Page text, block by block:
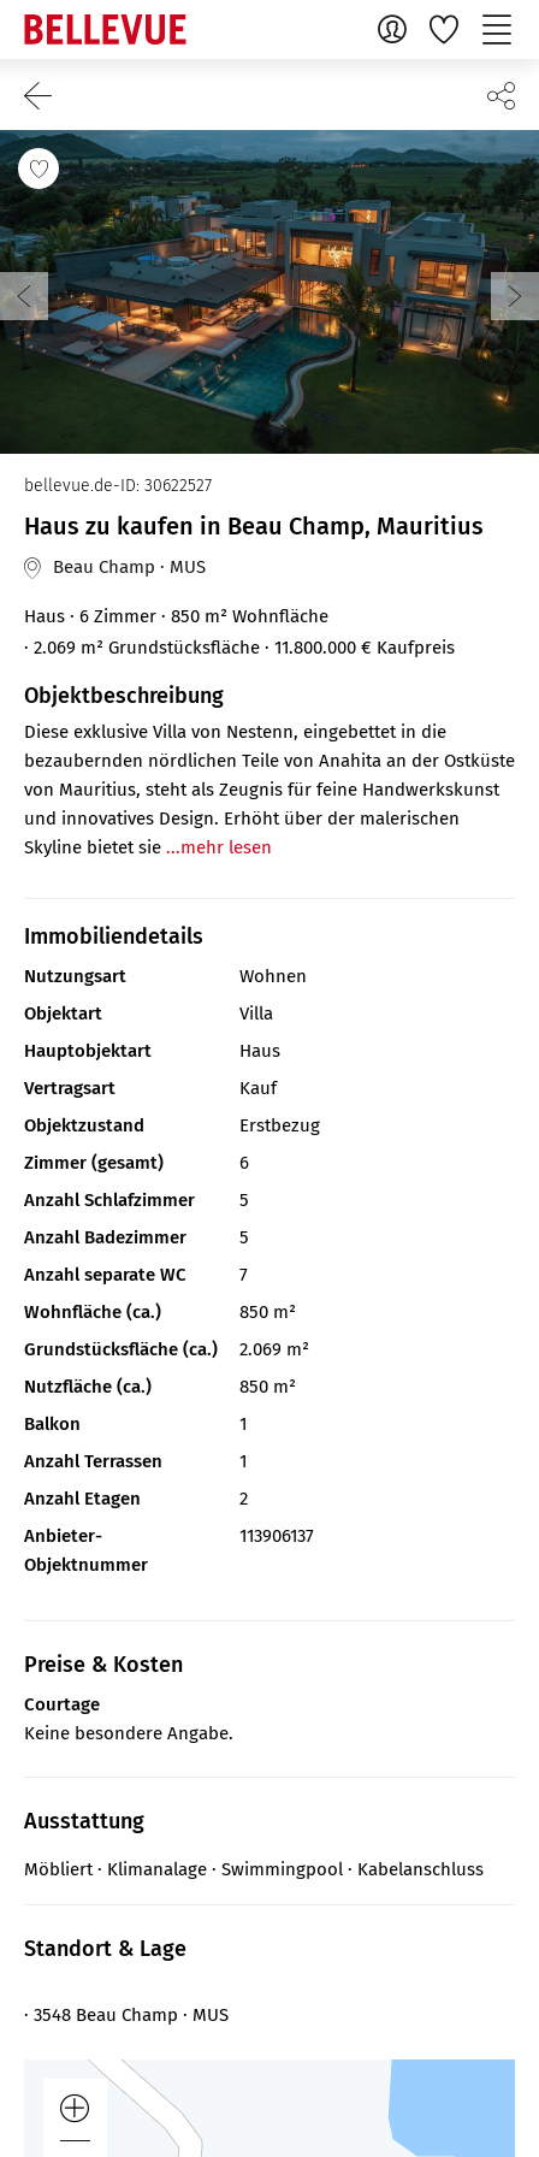
bellevue.de-ID: 30622527
Haus zu kaufen in Beau Champ, Mauritius
Beau Champ · MUS
Haus · 6 Zimmer · 850 m² Wohnfläche
· 2.069 m² Grundstücksfläche · 11.800.000 € Kaufpreis
Objektbeschreibung
Diese exklusive Villa von Nestenn, eingebettet in die
bezaubernden nördlichen Teile von Anahita an der Ostküste
von Mauritius, steht als Zeugnis für feine Handwerkskunst
und innovatives Design. Erhöht über der malerischen
Skyline bietet sie ...mehr lesen
Immobiliendetails
Nutzungsart
Wohnen
Objektart
Villa
Hauptobjektart
Haus
Vertragsart
Kauf
Objektzustand
Erstbezug
Zimmer (gesamt)
6
Anzahl Schlafzimmer
5
Anzahl Badezimmer
5
Anzahl separate WC
7
Wohnfläche (ca.)
850 m²
Grundstücksfläche (ca.)
2.069 m²
Nutzfläche (ca.)
850 m²
Balkon
1
Anzahl Terrassen
1
Anzahl Etagen
2
Anbieter-
Objektnummer
113906137
Preise & Kosten
Courtage
Keine besondere Angabe.
Ausstattung
Möbliert Klimanalage Swimmingpool Kabelanschluss
Standort & Lage
· 3548 Beau Champ · MUS